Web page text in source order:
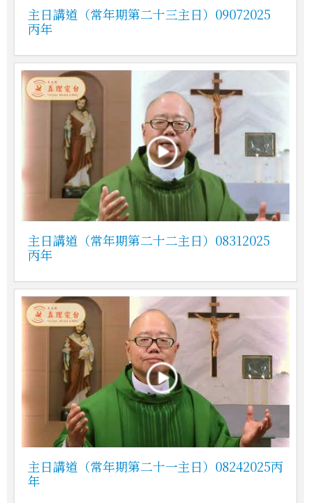
主日講道（常年期第二十三主日）09072025
丙年
主日講道（常年期第二十二主日）08312025
丙年
主日講道（常年期第二十一主日）08242025丙
年